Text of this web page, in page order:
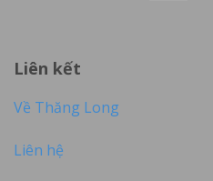
Liên kết
Về Thăng Long
Liên hệ